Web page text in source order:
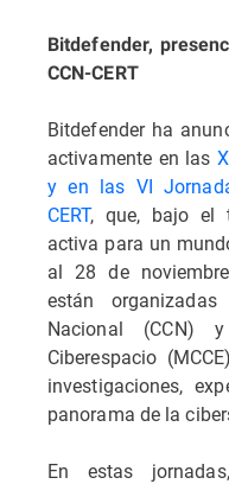
Bitdefender,
CCN-CERT
Bitdefender ha
activamente en las
y en las VI
CERT, que, bajo el
activa para un
al 28 de
están
Nacional (CCN)
Ciberespacio
investigaciones,
panorama de la
En estas